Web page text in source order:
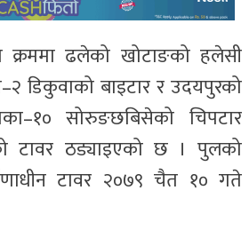
क्रममा ढलेको खोटाङको हलेसी
डिकुवाको बाइटार र उदयपुरको
सोरुङछबिसेको चिपटार
टावर ठड्याइएको छ । पुलको
टावर २०७९ चैत १० गते